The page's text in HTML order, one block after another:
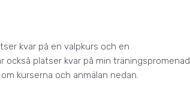
kvar på en valpkurs och en
också platser kvar på min träningspromenad
kurserna och anmälan nedan.